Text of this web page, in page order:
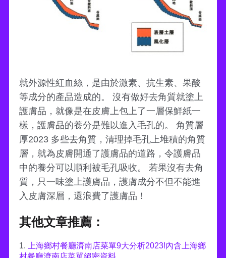
就外源性紅血絲，是由於激素、抗生素、果酸
等成分的產品造成的。 沒有做好去角質就塗上
護膚品，就像是在皮膚上包上了一層保鮮紙一
樣，護膚品的養分是難以進入毛孔的。 角質層
厚2023 多些去角質，清理掉毛孔上堆積的角質
層，就為皮膚開通了護膚品的道路，令護膚品
中的養分可以順利被毛孔吸收。 若果沒有去角
質，只一味塗上護膚品，護膚成分不但不能進
入皮膚深層，還浪費了護膚品！
其他文章推薦：
1.
上海鄉村餐廳濟南店菜單9大分析2023!內含上海鄉
村餐廳濟南店菜單絕密資料